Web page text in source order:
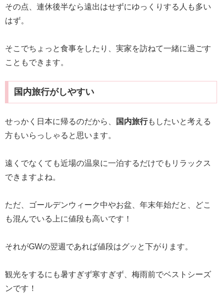
その点、連休後半なら遠出はせずにゆっくりする人も多い
はず。
そこでちょっと食事をしたり、実家を訪ねて一緒に過ごす
こともできます。
国内旅行がしやすい
せっかく日本に帰るのだから、 国内旅行もしたいと考える
方もいらっしゃると思います。
遠くでなくても近場の温泉に一泊するだけでもリラックス
できますよね。
ただ、ゴールデンウィーク中やお盆、年末年始だと、どこ
も混んでいる上に値段も高いです！
それがGWの翌週であれば値段はグッと下がります。
観光をするにも暑すぎず寒すぎず、梅雨前でベストシーズ
ンです！